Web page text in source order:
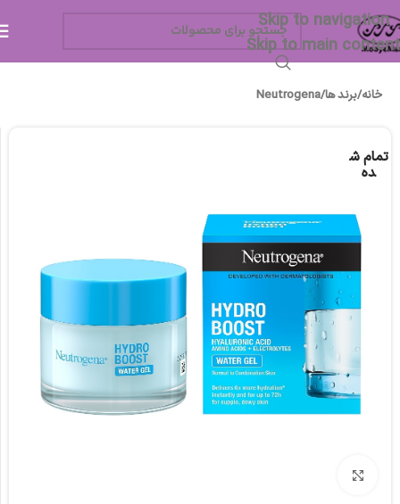
Skip to navigation
Skip to main content
خانه/برند ها/
Neutrogena
تمام ش
ده